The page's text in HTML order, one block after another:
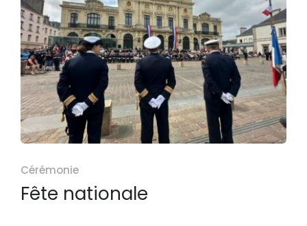
Cérémonie
Fête nationale